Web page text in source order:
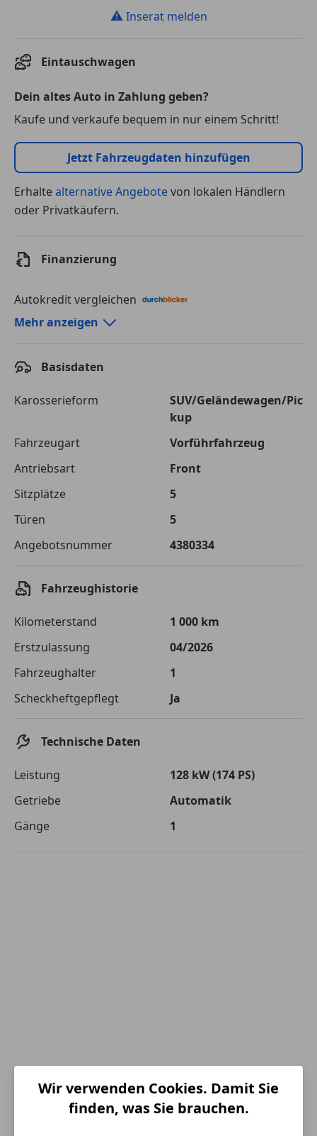
⚠ Inserat melden
Eintauschwagen
Dein altes Auto in Zahlung geben?
Kaufe und verkaufe bequem in nur einem Schritt!
Jetzt Fahrzeugdaten hinzufügen
Erhaltealternative Angebotevon lokalen Händlern
oder Privatkäufern.
Finanzierung
Autokredit vergleichen
Autokredit-Rechner von durchblicker.at
120 Monate
Kreditbetrag
€ 34 000,-
Gesamtbetrag
Einberechnete Gebühren
€ 0,-
Effektivzinsatz
Sollzinssatz
Monatliche Rate € 399,16
Die tatsächlichen Konditionen sind abhängig von Ihrer Bonität sowie
von der von Ihnen gewählten Bank. Rückzahlungszeitraum 1-10
Jahre. Zinsspanne Sollzinssatz: 2,90% - 14,90%.
Jetzt berechnen
Mehr anzeigen
Basisdaten
Karosserieform
SUV/Geländewagen/Pic
kup
Fahrzeugart
Vorführfahrzeug
Antriebsart
Front
Sitzplätze
5
Türen
5
Angebotsnummer
4380334
Fahrzeughistorie
Kilometerstand
1 000 km
Erstzulassung
04/2026
Fahrzeughalter
1
Scheckheftgepflegt
Ja
Technische Daten
Leistung
128 kW (174 PS)
Getriebe
Automatik
Gänge
1
Energieverbrauch
Wir verwenden Cookies. Damit Sie
finden, was Sie brauchen.